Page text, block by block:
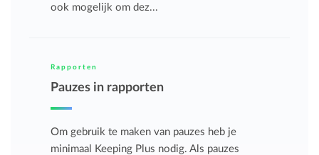
ook mogelijk om dez...
Rapporten
Pauzes in rapporten
Om gebruik te maken van pauzes heb je
minimaal Keeping Plus nodig. Als pauzes